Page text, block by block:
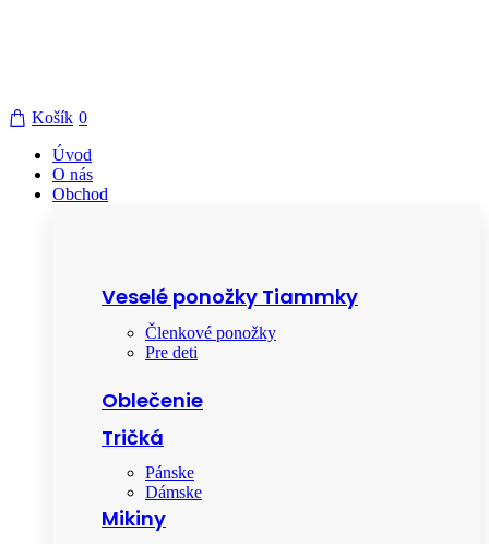
Košík 0
Úvod
O nás
Obchod
Veselé ponožky Tiammky
Členkové ponožky
Pre deti
Oblečenie
Tričká
Pánske
Dámske
Mikiny